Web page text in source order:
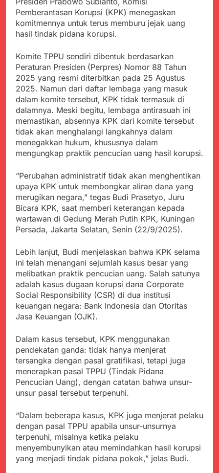
Kabupaten Sukabumi
Angkat Bicara
Satgas Yonif 310/KK
Lakukan Pengecatan
Dan Pembenahan
Juli 21, 2024
Kadinkes kab. Sukabumi
Angkat Bicara Terkait
yang akan Kadaluarsa
oleh Puskesmas
Juli 21, 2024
Diduga Pembelian Obat
oleh Puskesmas di
Kab. Sukabumi yang
akan Kadaluarsa.
Juli 20, 2024
Tunjukan
Perhatiannya, Satgas
Yonif 310/KK Berikan
Bantuan Duka Cita
Juli 20, 2024
Polda Jabar Beberkan
Perkembangan
Terbaru Kasus Dago
Elos
Juli 20, 2024
Kejaksaan Negeri Kab
Tuntas Dugaan
penyelewengan
Pengadaan Buku Simi
Juli 19, 2024
Diduga Kuat
Inspektorat Kab,
Sukabumi
menyalahgunakan
Anggaran Thn 2023.
Juli 19, 2024
Sambut Tahun Ajaran
Baru, Satgas Yonif
Bersihkan Lingkungan
Sekolah
Selisih APBD Tahun
2023 Kab.Sukabumi
Sebesar Rp 31 Miliar
Juli 16, 2024
Ketua DPD JWI
Sukabumi Raya
Ingatkan Pentingnya
Pabuaran
Agustus 8, 2026
Bantu Lansia dengan
Kursi Roda, Warga Haru
dan Bersyukur
Agustus 7, 2026
Data Ganda Capai 6
Juta, BGN Benahi Basis
Penerima Program
Makan Bergizi Gratis
Agustus 6, 2026
Zulhas Pastikan SPPG
di Wilayah 3T Tuntas
Data MBG Hampir
Rampung
Bobby Maulana Pastikan
Kawasan Kuliner Ahmad
Yani Tetap Bersih,
Pemkot Sukabumi
Perkuat Penataan
Pedagang dan
Agustus 6, 2026
Ribuan Warga Padati
Peringatan Hari ASI
Pemberantasan Korupsi (KPK) menegaskan
komitmennya untuk terus memburu jejak uang
hasil tindak pidana korupsi.
Komite TPPU sendiri dibentuk berdasarkan
Peraturan Presiden (Perpres) Nomor 88 Tahun
2025 yang resmi diterbitkan pada 25 Agustus
2025. Namun dari daftar lembaga yang masuk
dalam komite tersebut, KPK tidak termasuk di
dalamnya. Meski begitu, lembaga antirasuah ini
memastikan, absennya KPK dari komite tersebut
tidak akan menghalangi langkahnya dalam
menegakkan hukum, khususnya dalam
mengungkap praktik pencucian uang hasil korupsi.
“Perubahan administratif tidak akan menghentikan
upaya KPK untuk membongkar aliran dana yang
merugikan negara,” tegas Budi Prasetyo, Juru
Bicara KPK, saat memberi keterangan kepada
wartawan di Gedung Merah Putih KPK, Kuningan
Persada, Jakarta Selatan, Senin (22/9/2025).
Lebih lanjut, Budi menjelaskan bahwa KPK selama
ini telah menangani sejumlah kasus besar yang
melibatkan praktik pencucian uang. Salah satunya
adalah kasus dugaan korupsi dana Corporate
Social Responsibility (CSR) di dua institusi
keuangan negara: Bank Indonesia dan Otoritas
Jasa Keuangan (OJK).
Dalam kasus tersebut, KPK menggunakan
pendekatan ganda: tidak hanya menjerat
tersangka dengan pasal gratifikasi, tetapi juga
menerapkan pasal TPPU (Tindak Pidana
Pencucian Uang), dengan catatan bahwa unsur-
unsur pasal tersebut terpenuhi.
“Dalam beberapa kasus, KPK juga menjerat pelaku
dengan pasal TPPU apabila unsur-unsurnya
terpenuhi, misalnya ketika pelaku
menyembunyikan atau memindahkan hasil korupsi
yang menjadi tindak pidana pokok,” jelas Budi.